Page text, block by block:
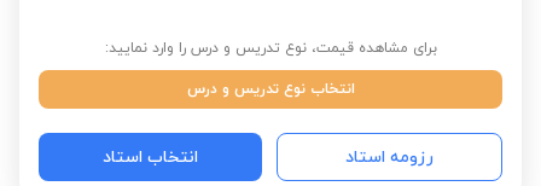
برای مشاهده قیمت، نوع تدریس و درس را وارد نمایید:
انتخاب نوع تدریس و درس
رزومه استاد انتخاب استاد